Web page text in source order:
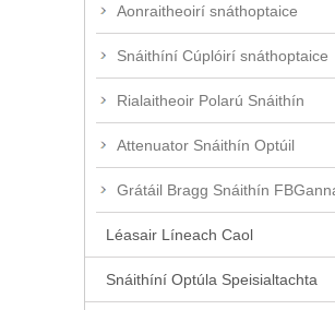
Aonraitheoirí snáthoptaice
Snáithíní Cúplóirí snáthoptaice
Rialaitheoir Polarú Snáithín
Attenuator Snáithín Optúil
Grátáil Bragg Snáithín
Léasair Líneach Caol
Snáithíní Optúla Speisialtachta